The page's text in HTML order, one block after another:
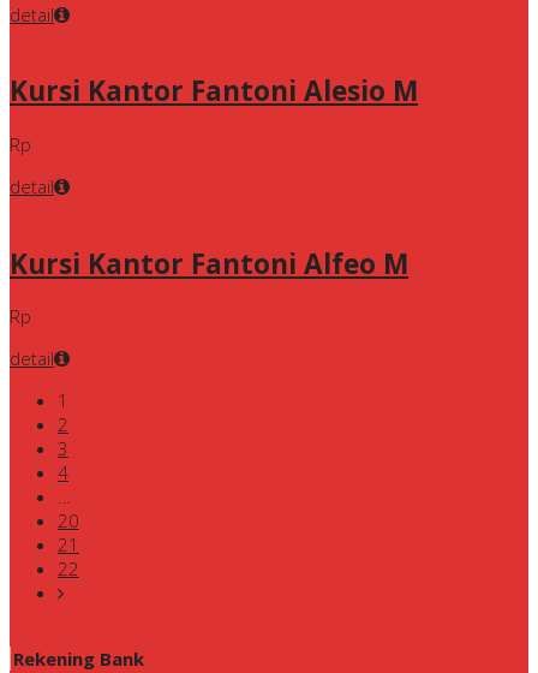
detail
Kursi Kantor Fantoni Alesio M
Rp
detail
Kursi Kantor Fantoni Alfeo M
Rp
detail
1
2
3
4
…
20
21
22
Rekening Bank